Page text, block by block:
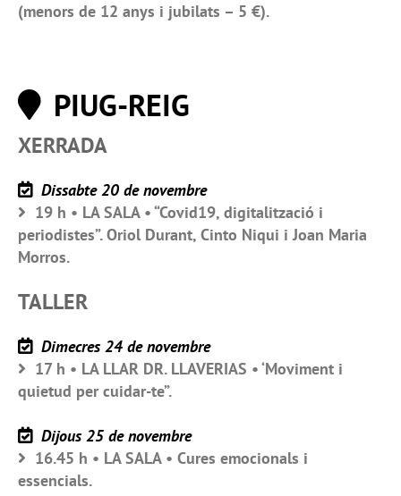
(menors de 12 anys i jubilats – 5 €).
PIUG-REIG
XERRADA
Dissabte 20 de novembre
19 h • LA SALA • “Covid19, digitalització i
periodistes”. Oriol Durant, Cinto Niqui i Joan Maria
Morros.
TALLER
Dimecres 24 de novembre
17 h • LA LLAR DR. LLAVERIAS • ‘Moviment i
quietud per cuidar-te”.
Dijous 25 de novembre
16.45 h • LA SALA • Cures emocionals i
essencials.